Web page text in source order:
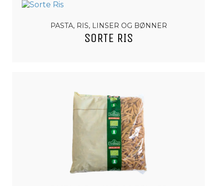
PASTA, RIS, LINSER OG BØNNER
SORTE RIS